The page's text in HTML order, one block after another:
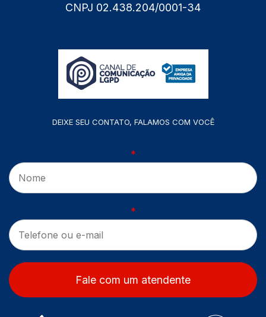
CNPJ 02.438.204/0001-34
DEIXE SEU CONTATO, FALAMOS COM VOCÊ
*
*
Fale com um atendente